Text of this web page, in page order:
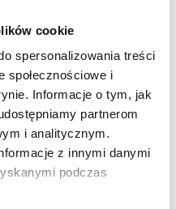
cookie
spersonalizowania treści
społecznościowe i
Informacje o tym, jak
partnerom
i analitycznym.
z innymi danymi
podczas
doznania
JCH EDP 40 EU [1]